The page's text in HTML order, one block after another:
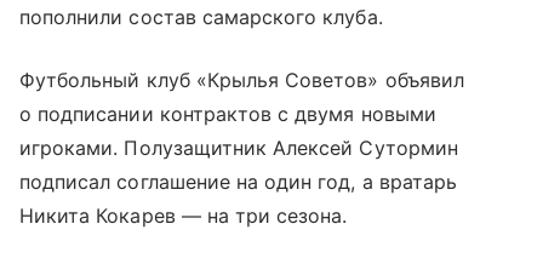
пополнили состав самарского клуба.
Футбольный клуб «Крылья Советов» объявил
о подписании контрактов с двумя новыми
игроками. Полузащитник Алексей Сутормин
подписал соглашение на один год, а вратарь
Никита Кокарев — на три сезона.